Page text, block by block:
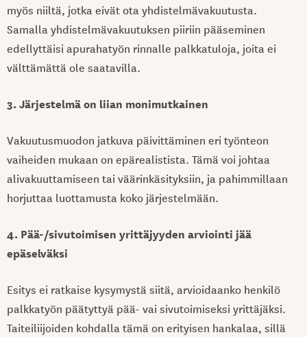
myös niiltä, jotka eivät ota yhdistelmävakuutusta.
Samalla yhdistelmävakuutuksen piiriin pääseminen
edellyttäisi apurahatyön rinnalle palkkatuloja, joita ei
välttämättä ole saatavilla.
3. Järjestelmä on liian monimutkainen
Vakuutusmuodon jatkuva päivittäminen eri työnteon
vaiheiden mukaan on epärealistista. Tämä voi johtaa
alivakuuttamiseen tai väärinkäsityksiin, ja pahimmillaan
horjuttaa luottamusta koko järjestelmään.
4. Pää-/sivutoimisen yrittäjyyden arviointi jää
epäselväksi
Esitys ei ratkaise kysymystä siitä, arvioidaanko henkilö
palkkatyön päätyttyä pää- vai sivutoimiseksi yrittäjäksi.
Taiteiliijoiden kohdalla tämä on erityisen hankalaa, sillä